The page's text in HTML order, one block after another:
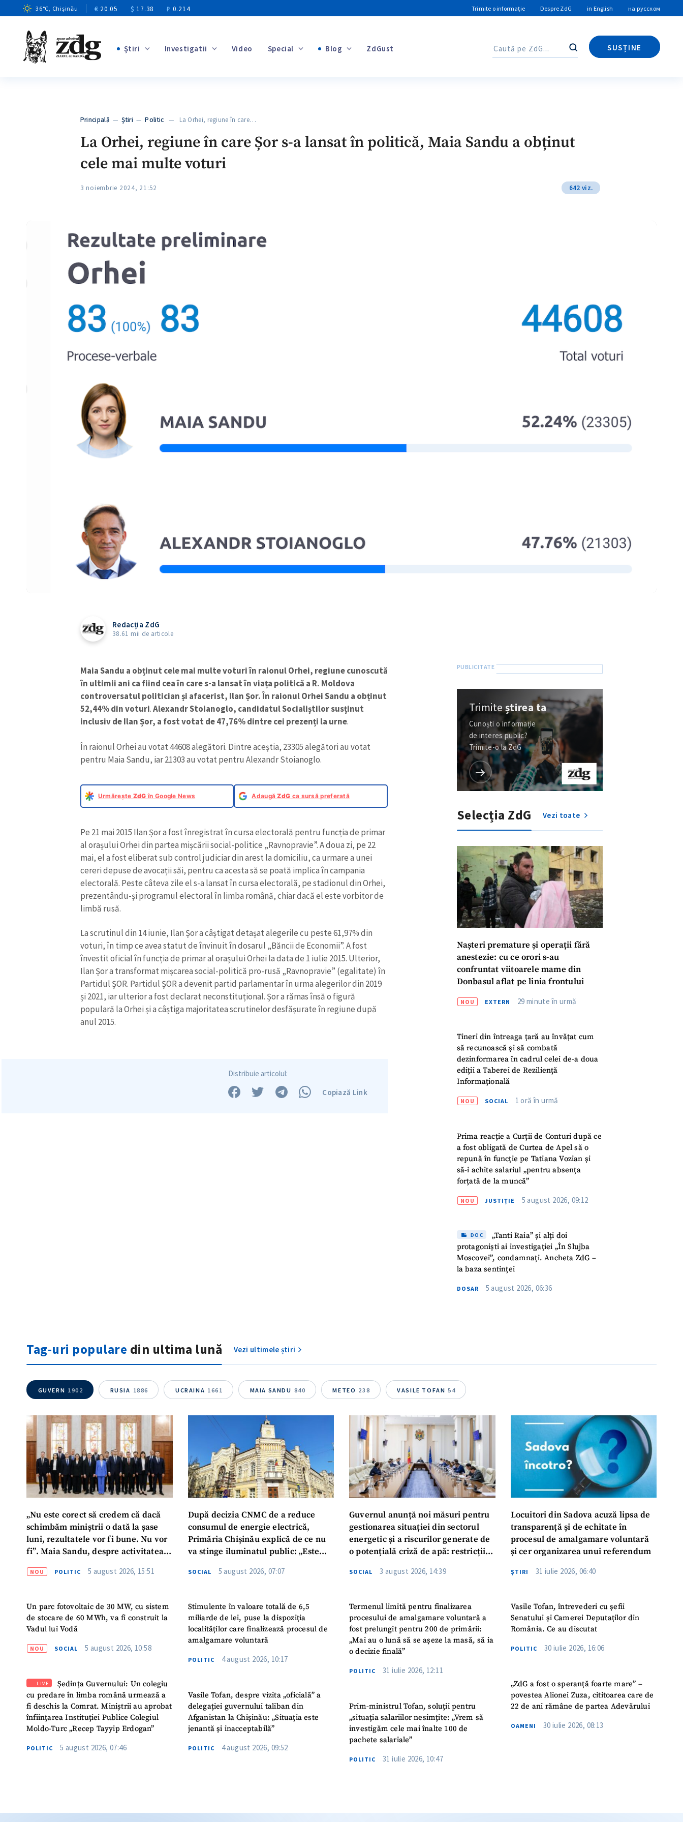
36°C, Chișinău € 20.05 $ 17.38 ₽ 0.214 Trimite o informație Despre ZdG in English на русском
Ştiri Investigatii Video Special Blog ZdGust Caută
SUSȚINE
Caută
Principală —Ştiri —Politic — La Orhei, regiune în care…
La Orhei, regiune în care Șor s-a lansat în politică, Maia Sandu a obținut
cele mai multe voturi
3 noiembrie 2024, 21:52 642 viz.
Redacția ZdG
38.61 mii de articole
Maia Sandu a obținut cele mai multe voturi în raionul Orhei, regiune cunoscută
în ultimii ani ca fiind cea în care s-a lansat în viața politică a R. Moldova
controversatul politician și afacerist, Ilan Șor. În raionul Orhei Sandu a obținut
52,44% din voturi.Alexandr Stoianoglo, candidatul Socialiștilor susținut
inclusiv de Ilan Șor, a fost votat de 47,76% dintre cei prezenți la urne.
În raionul Orhei au votat 44608 alegători. Dintre aceștia, 23305 alegători au votat
pentru Maia Sandu, iar 21303 au votat pentru Alexandr Stoianoglo.
Urmărește ZdG în Google News AdaugăZdG ca sursă preferată
Pe 21 mai 2015 Ilan Șor a fost înregistrat în cursa electorală pentru funcția de primar
al orașului Orhei din partea mișcării social-politice „Ravnopravie”. A doua zi, pe 22
mai, el a fost eliberat sub control judiciar din arest la domiciliu, ca urmare a unei
cereri depuse de avocații săi, pentru ca acesta să se poată implica în campania
electorală. Peste câteva zile el s-a lansat în cursa electorală, pe stadionul din Orhei,
prezentându-și programul electoral în limba română, chiar dacă el este vorbitor de
limbă rusă.
La scrutinul din 14 iunie, Ilan Șor a câștigat detașat alegerile cu peste 61,97% din
voturi, în timp ce avea statut de învinuit în dosarul „Băncii de Economii”. A fost
învestit oficial în funcția de primar al orașului Orhei la data de 1 iulie 2015. Ulterior,
Ilan Șor a transformat mișcarea social-politică pro-rusă „Ravnopravie” (egalitate) în
Partidul ȘOR. Partidul ȘOR a devenit partid parlamentar în urma alegerilor din 2019
și 2021, iar ulterior a fost declarat neconstituțional. Șor a rămas însă o figură
populară la Orhei și a câștiga majoritatea scrutinelor desfășurate în regiune după
anul 2015.
Distribuie articolul:
Copiază Link
Trimiteștirea ta
Cunoști o informație
de interes public?
Trimite-o la ZdG
Selecția ZdG Vezi toate
Nașteri premature și operații fără
anestezie: cu ce orori s-au
confruntat viitoarele mame din
Donbasul aflat pe linia frontului
NOU EXTERN 29 minute în urmă
Tineri din întreaga țară au învățat cum
să recunoască și să combată
dezinformarea în cadrul celei de-a doua
ediții a Taberei de Reziliență
Informațională
NOU SOCIAL 1 oră în urmă
Prima reacție a Curții de Conturi după ce
a fost obligată de Curtea de Apel să o
repună în funcție pe Tatiana Vozian și
să-i achite salariul „pentru absența
forțată de la muncă”
NOU JUSTIȚIE 5 august 2026, 09:12
DOC
„Tanti Raia” și alți doi
protagoniști ai investigației „În Slujba
Moscovei”, condamnați. Ancheta ZdG –
la baza sentinței
DOSAR 5 august 2026, 06:36
Tag-uri populare din ultima lună Vezi ultimele știri
GUVERN 1902 RUSIA 1886 UCRAINA 1661 MAIA SANDU 840 METEO 238 VASILE TOFAN 54
„Nu este corect să credem că dacă
schimbăm miniștrii o dată la șase
luni, rezultatele vor fi bune. Nu vor
fi”. Maia Sandu, despre activitatea
NOU POLITIC 5 august 2026, 15:51
Un parc fotovoltaic de 30 MW, cu sistem
de stocare de 60 MWh, va fi construit la
Vadul lui Vodă
NOU SOCIAL 5 august 2026, 10:58
LIVE
Ședința Guvernului: Un colegiu
cu predare în limba română urmează a
fi deschis la Comrat. Miniștrii au aprobat
înființarea Instituției Publice Colegiul
Moldo-Turc „Recep Tayyip Erdogan”
POLITIC 5 august 2026, 07:46
După decizia CNMC de a reduce
consumul de energie electrică,
Primăria Chișinău explică de ce nu
va stinge iluminatul public: „Este
SOCIAL 5 august 2026, 07:07
Stimulente în valoare totală de 6,5
miliarde de lei, puse la dispoziția
localităților care finalizează procesul de
amalgamare voluntară
POLITIC 4 august 2026, 10:17
Vasile Tofan, despre vizita „oficială” a
delegației guvernului taliban din
Afganistan la Chișinău: „Situația este
jenantă și inacceptabilă”
POLITIC 4 august 2026, 09:52
Guvernul anunță noi măsuri pentru
gestionarea situației din sectorul
energetic și a riscurilor generate de
o potențială criză de apă: restricții
SOCIAL 3 august 2026, 14:39
Termenul limită pentru finalizarea
procesului de amalgamare voluntară a
fost prelungit pentru 200 de primării:
„Mai au o lună să se așeze la masă, să ia
o decizie finală”
POLITIC 31 iulie 2026, 12:11
Prim-ministrul Tofan, soluții pentru
„situația salariilor nesimțite: „Vrem să
investigăm cele mai înalte 100 de
pachete salariale”
POLITIC 31 iulie 2026, 10:47
Locuitori din Sadova acuză lipsa de
transparență și de echitate în
procesul de amalgamare voluntară
și cer organizarea unui referendum
ŞTIRI 31 iulie 2026, 06:40
Vasile Tofan, întrevederi cu șefii
Senatului și Camerei Deputaților din
România. Ce au discutat
POLITIC 30 iulie 2026, 16:06
„ZdG a fost o speranță foarte mare” –
povestea Alionei Zuza, cititoarea care de
22 de ani rămâne de partea Adevărului
OAMENI 30 iulie 2026, 08:13
+ Încarcă imagine
+ Numele meu
Am citit și sunt de acord cupolitica de
TRIMITE ȘTIREA